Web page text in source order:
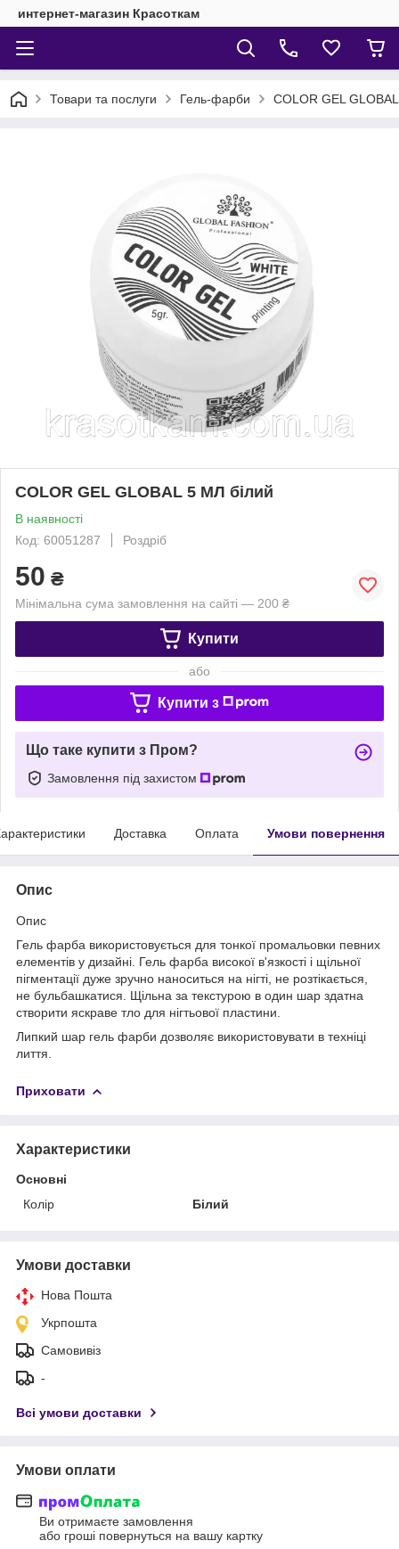
интернет-магазин Красоткам
Товари та послуги Гель-фарби COLOR GEL
COLOR GEL GLOBAL 5 МЛ білий
В наявності
Код: 60051287
Роздріб
50 ₴
Мінімальна сума замовлення на сайті — 200 ₴
Купити
або
Купити з
Що таке купити з Пром?
Замовлення під захистом
Доставка Оплата Умови повернення
Опис
Опис
Гель фарба використовується для тонкої промальовки певних
елементів у дизайні. Гель фарба високої в'язкості і щільної
пігментації дуже зручно наноситься на нігті, не розтікається,
не бульбашкатися. Щільна за текстурою в один шар здатна
створити яскраве тло для нігтьової пластини.
Липкий шар гель фарби дозволяє використовувати в техніці
лиття.
Приховати
Характеристики
Основні
Колір
Білий
Умови доставки
Нова Пошта
Укрпошта
Самовивіз
-
Всі умови доставки
Умови оплати
Ви отримаєте замовлення
або гроші повернуться на вашу картку